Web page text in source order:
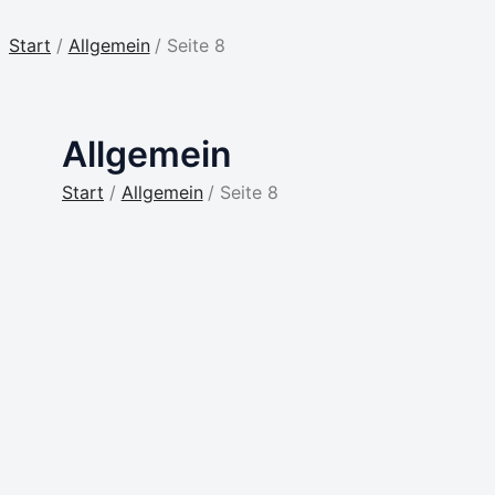
Start Allgemein Seite 8
Allgemein
Start Allgemein Seite 8